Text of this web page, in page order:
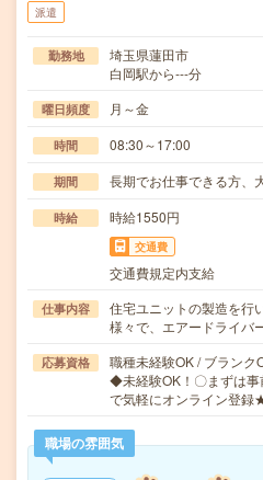
派遣
勤務地
埼玉県蓮田市
白岡駅から---分
曜日頻度 月～金
時間 08:30～17:00
期間 長期でお仕事できる方、
時給 時給1550円
交通費
交通費規定内支給
仕事内容
住宅ユニットの製造を行
様々で、エアードライバ
応募資格
職種未経験OK / ブランク
◆未経験OK！〇まずは事
で気軽にオンライン登
職場の雰囲気